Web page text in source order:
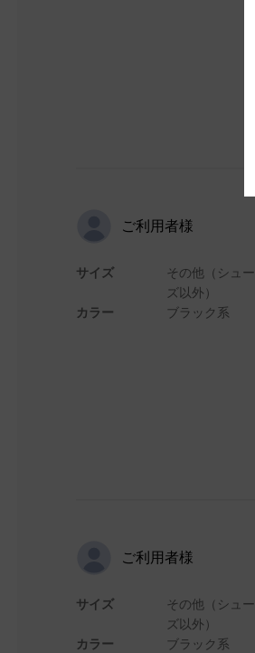
ご利用者様
サイズ
カラー
その他（シュー
ズ以外）
ブラック系
ご利用者様
サイズ
カラー
その他（シュー
ズ以外）
ブラック系